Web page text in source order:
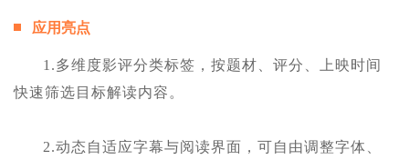
应用亮点
1.多维度影评分类标签，按题材、评分、上映时间
快速筛选目标解读内容。
2.动态自适应字幕与阅读界面，可自由调整字体、